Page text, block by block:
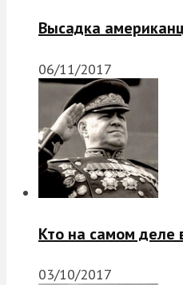
Высадка
06/11/2017
Кто на самом деле
03/10/2017